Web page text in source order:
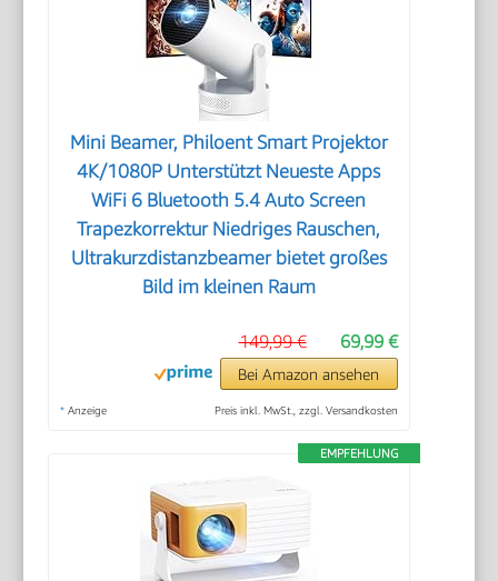
Mini Beamer, Philoent Smart Projektor
4K/1080P Unterstützt Neueste Apps
WiFi 6 Bluetooth 5.4 Auto Screen
Trapezkorrektur Niedriges Rauschen,
Ultrakurzdistanzbeamer bietet großes
Bild im kleinen Raum
69,99 €
149,99 €
Bei Amazon ansehen
* Anzeige Preis inkl. MwSt., zzgl. Versandkosten
EMPFEHLUNG